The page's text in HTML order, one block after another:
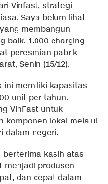
Vinfast, strategi
Saya belum lihat
membangun
baik. 1.000 charging
peresmian pabrik
Senin (15/12).
ini memiliki kapasitas
unit per tahun.
VinFast untuk
komponen lokal melalui
dalam negeri.
berterima kasih atas
menjadi produsen
dan cepat dalam